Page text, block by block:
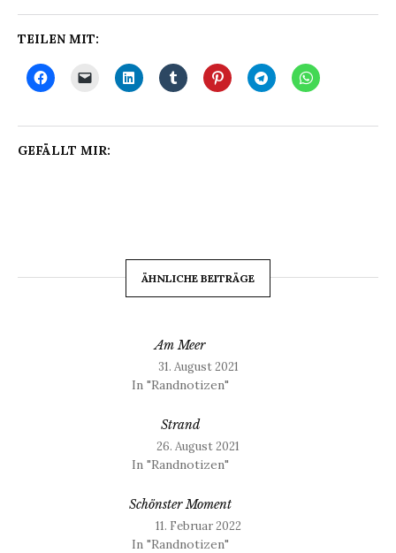
TEILEN MIT:
GEFÄLLT MIR:
ÄHNLICHE BEITRÄGE
Am Meer
31. August 2021
In "Randnotizen"
Strand
26. August 2021
In "Randnotizen"
Schönster Moment
11. Februar 2022
In "Randnotizen"